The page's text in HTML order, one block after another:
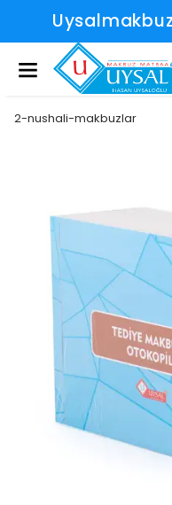
2-nushali-makbuzlar